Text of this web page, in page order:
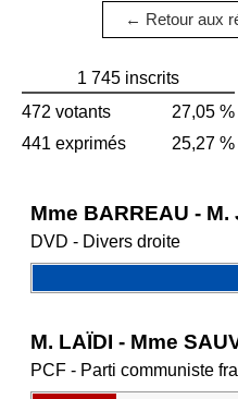
← Retour aux
1 745 inscrits
472 votants
27,05 %
441 exprimés
25,27 %
Mme BARREAU - M.
DVD - Divers droite
M. LAÏDI - Mme
PCF - Parti communiste